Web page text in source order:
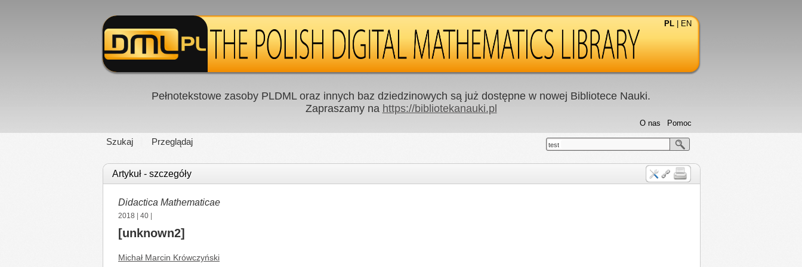
PL EN
Pełnotekstowe zasoby PLDML oraz innych baz dziedzinowych są już dostępne w nowej Bibliotece Nauki.
Zapraszamy na https://bibliotekanauki.pl
Szukaj Przeglądaj
Pomoc
O nas
test
Artykuł - szczegóły
Didactica Mathematicae
2018 40
[unknown2]
Michał Marcin Krówczyński